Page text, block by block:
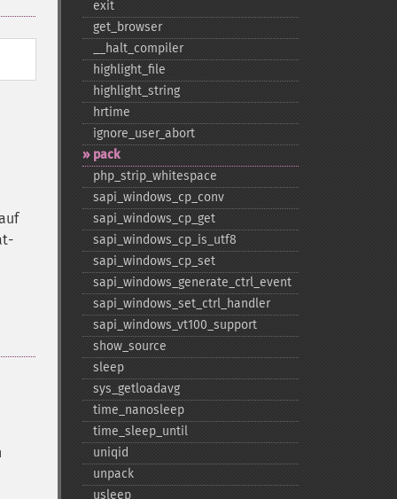
exit
get_​browser
_​_​halt_​compiler
highlight_​file
highlight_​string
hrtime
ignore_​user_​abort
pack
php_​strip_​whitespace
sapi_​windows_​cp_​conv
sapi_​windows_​cp_​get
sapi_​windows_​cp_​is_​utf8
sapi_​windows_​cp_​set
sapi_​windows_​generate_​ctrl_​event
sapi_​windows_​set_​ctrl_​handler
sapi_​windows_​vt100_​support
show_​source
sleep
sys_​getloadavg
time_​nanosleep
time_​sleep_​until
uniqid
unpack
usleep